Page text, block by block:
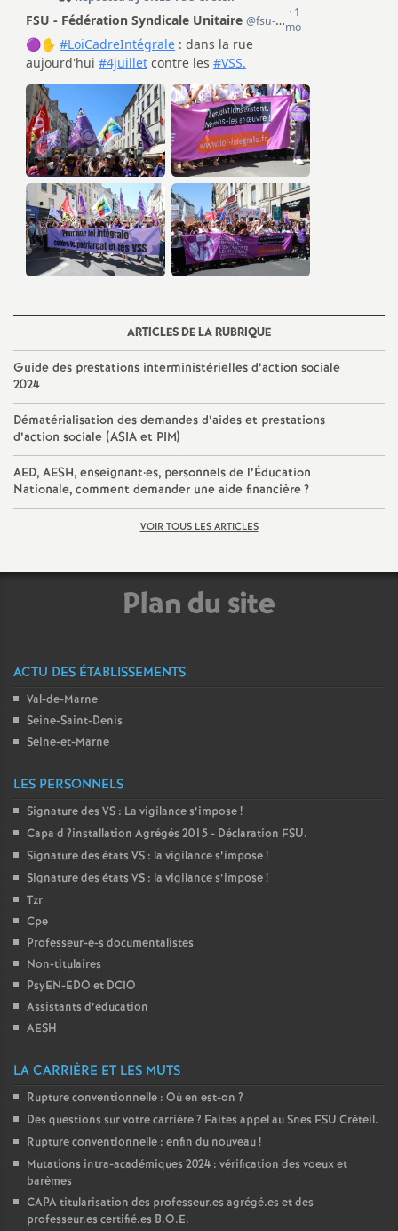
r
é
O
r
l
é
n
s
T
o
u
r
ARTICLES DE LA RUBRIQUE
Guide des prestations interministérielles d’action sociale
2024
Dématérialisation des demandes d’aides et prestations
d’action sociale (ASIA et PIM)
AED, AESH, enseignant·es, personnels de l’Éducation
Nationale, comment demander une aide financière?
VOIR TOUS LES ARTICLES
Plan du site
ACTU DES ÉTABLISSEMENTS
Val-de-Marne
Seine-Saint-Denis
Seine-et-Marne
LES PERSONNELS
Signature des VS : La vigilance s’impose!
Capa d ?installation Agrégés 2015 - Déclaration FSU.
Signature des états VS : la vigilance s’impose!
Signature des états VS : la vigilance s’impose!
Tzr
Cpe
Professeur-e-s documentalistes
Non-titulaires
PsyEN-EDO et DCIO
Assistants d’éducation
AESH
LA CARRIÈRE ET LES MUTS
Rupture conventionnelle : Où en est-on ?
Des questions sur votre carrière? Faites appel au Snes FSU Créteil.
Rupture conventionnelle : enfin du nouveau!
Mutations intra-académiques 2024 : vérification des voeux et
barèmes
CAPAtitularisation des professeur.es agrégé.es et des
professeur.es certifié.es B.O.E.